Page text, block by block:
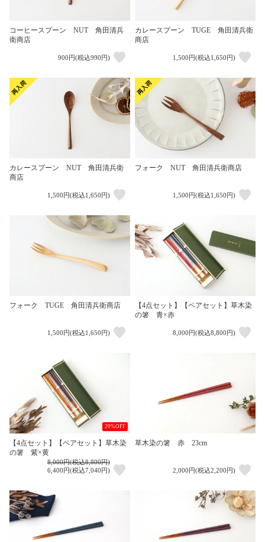
コーヒースプーン NUT 角田清兵
衛商店
900円(税込990円)
カレースプーン TUGE 角田清兵衛
商店
1,500円(税込1,650円)
カレースプーン NUT 角田清兵衛
商店
1,500円(税込1,650円)
フォーク NUT 角田清兵衛商店
1,500円(税込1,650円)
フォーク TUGE 角田清兵衛商店
1,500円(税込1,650円)
【4点セット】【ペアセット】草木染
の箸 青×赤
8,000円(税込8,800円)
20%OFF
【4点セット】【ペアセット】草木染
の箸 紫×黄
8,000円(税込8,800円)
6,400円(税込7,040円)
草木染の箸 赤 23cm
2,000円(税込2,200円)